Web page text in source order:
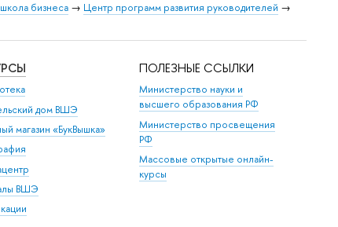
бизнеса → Центр программ развития руководителей →
дом ВШЭ
магазин «БукВышка»
ВШЭ
ПОЛЕЗНЫЕ ССЫЛКИ
Министерство науки и
высшего образования РФ
Министерство просвещения
РФ
Массовые открытые онлайн-
курсы